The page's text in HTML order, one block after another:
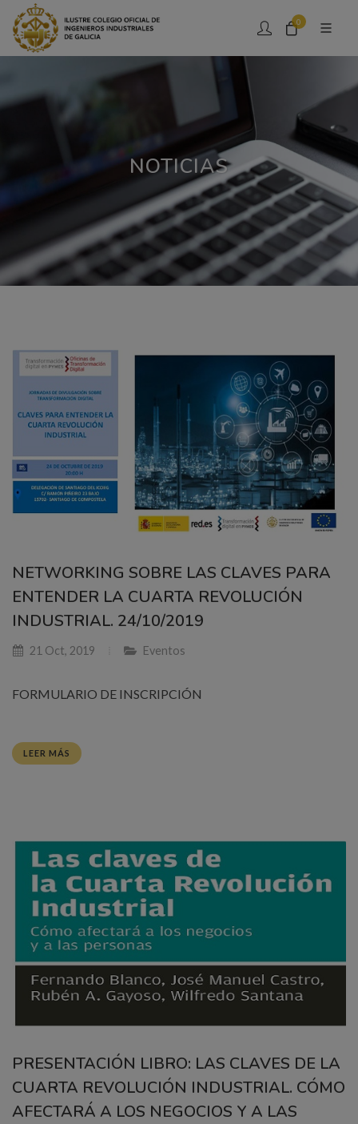
0
NOTICIAS
NETWORKING SOBRE LAS CLAVES PARA
ENTENDER LA CUARTA REVOLUCIÓN
INDUSTRIAL. 24/10/2019
21 Oct, 2019 Eventos
FORMULARIO DE INSCRIPCIÓN
LEER MÁS
PRESENTACIÓN LIBRO: LAS CLAVES DE LA
CUARTA REVOLUCIÓN INDUSTRIAL. CÓMO
AFECTARÁ A LOS NEGOCIOS Y A LAS